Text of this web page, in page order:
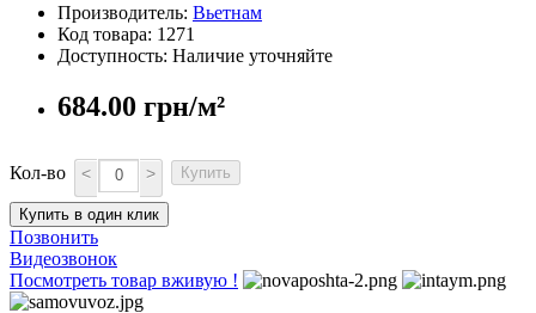
Производитель: Вьетнам
Код товара: 1271
Доступность: Наличие уточняйте
684.00 грн/м²
Кол-во < > Купить
Купить в один клик
Позвонить
Видеозвонок
Посмотреть товар вживую !